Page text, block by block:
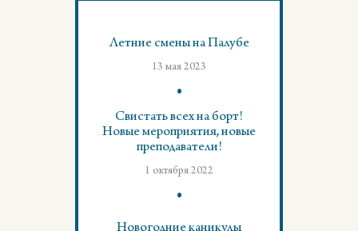
Летние смены на Палубе
13 мая 2023
Свистать всех на борт!
Новые мероприятия, новые
преподаватели!
1 октября 2022